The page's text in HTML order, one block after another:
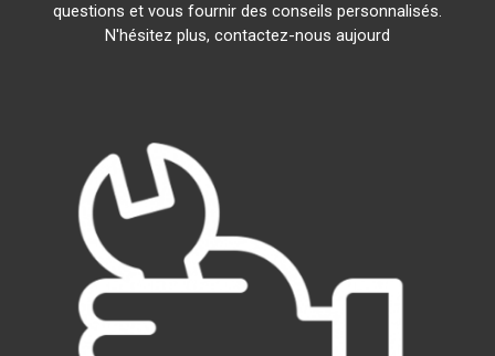
questions et vous fournir des conseils personnalisés.
N'hésitez plus, contactez-nous aujourd